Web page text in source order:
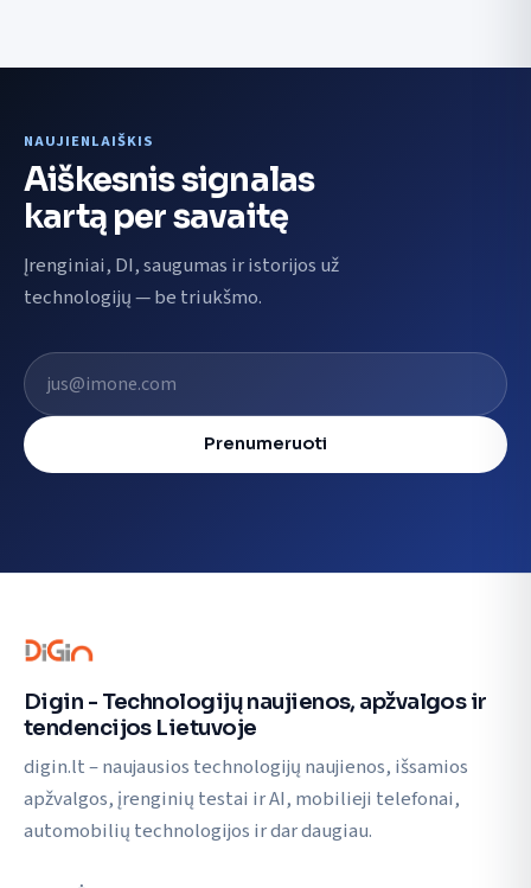
NAUJIENLAIŠKIS
Aiškesnis signalas
kartą per savaitę
Įrenginiai, DI, saugumas ir istorijos už
technologijų — be triukšmo.
El. pašto adresas
Prenumeruoti
Digin - Technologijų naujienos, apžvalgos ir
tendencijos Lietuvoje
digin.lt – naujausios technologijų naujienos, išsamios
apžvalgos, įrenginių testai ir AI, mobilieji telefonai,
automobilių technologijos ir dar daugiau.